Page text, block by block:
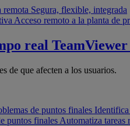
remota Segura, flexible, integrada
Acceso remoto a la planta de
real
de que afecten a los usuarios.
de puntos finales Identifica
puntos finales Automatiza tareas